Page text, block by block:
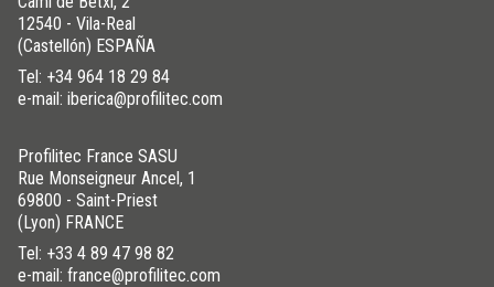
12540 - Vila-Real
(Castellón) ESPAÑA
Tel: +34 964 18 29 84
e-mail: iberica@profilitec.com
Profilitec France SASU
Rue Monseigneur Ancel, 1
69800 - Saint-Priest
(Lyon) FRANCE
Tel: +33 4 89 47 98 82
e-mail: france@profilitec.com